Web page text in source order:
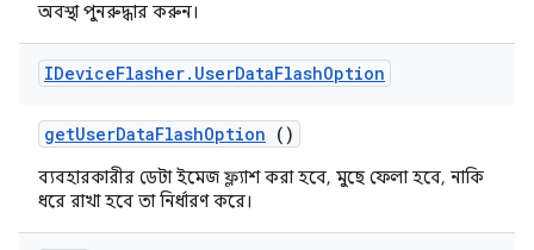
অবস্থা পুনরুদ্ধার করুন।
IDeviceFlasher. UserDataFlashOption
getUserDataFlashOption ()
ব্যবহারকারীর ডেটা ইমেজ ফ্ল্যাশ করা হবে, মুছে ফেলা হবে, নাকি
ধরে রাখা হবে তা নির্ধারণ করে।